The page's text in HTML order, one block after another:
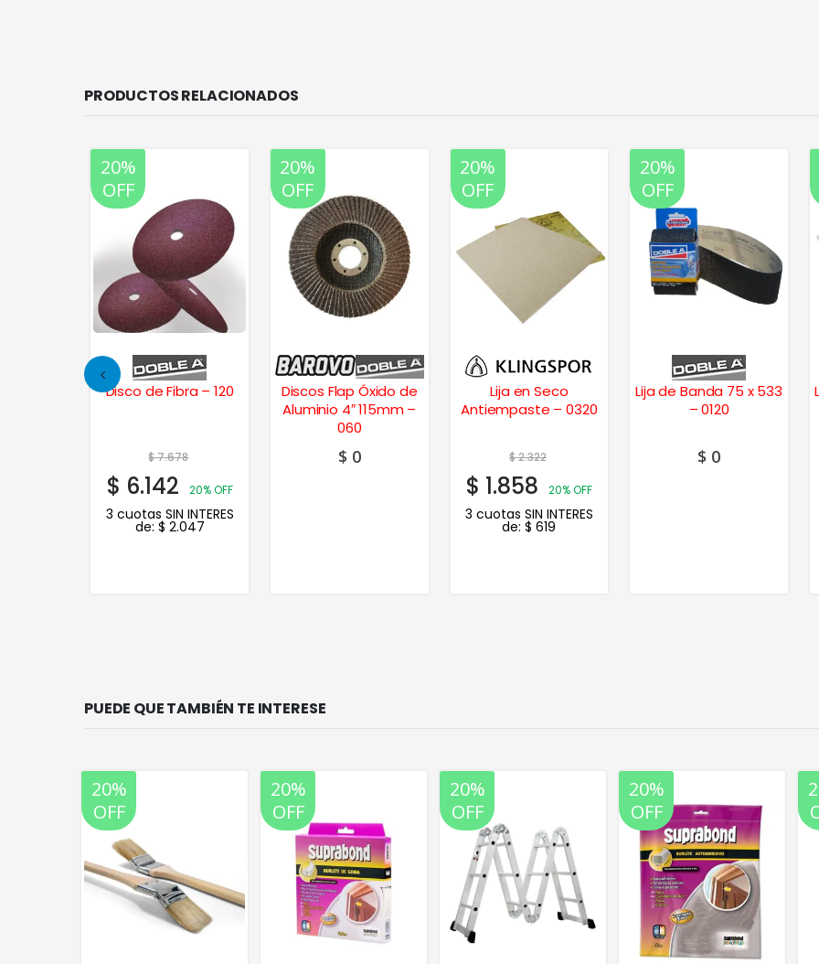
PRODUCTOS RELACIONADOS
20%
OFF
Disco de Fibra – 120
$7.678
$ 6.142 20% OFF
3 cuotas SIN INTERES
de: $ 2.047
20%
OFF
Discos Flap Óxido de
Aluminio 4″ 115mm –
060
$ 0
20%
OFF
Lija en Seco
Antiempaste – 0320
$2.322
$ 1.858 20% OFF
3 cuotas SIN INTERES
de:$ 619
20%
OFF
Lija de Banda 75 x 533
– 0120
$ 0
PUEDE QUE TAMBIÉN TE INTERESE
20%
OFF
20%
OFF
20%
OFF
20%
OFF